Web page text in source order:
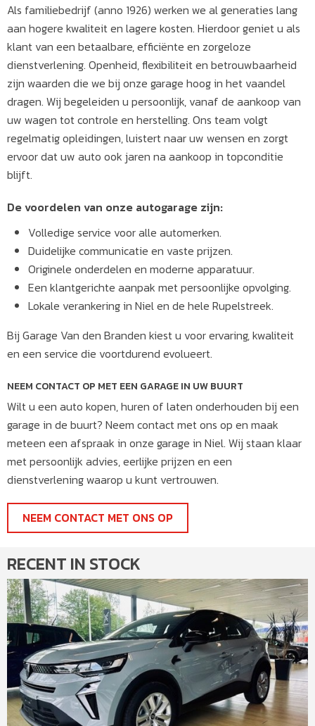
Als familiebedrijf (anno 1926) werken we al generaties lang
aan hogere kwaliteit en lagere kosten. Hierdoor geniet u als
klant van een betaalbare, efficiënte en zorgeloze
dienstverlening. Openheid, flexibiliteit en betrouwbaarheid
zijn waarden die we bij onze garage hoog in het vaandel
dragen. Wij begeleiden u persoonlijk, vanaf de aankoop van
uw wagen tot controle en herstelling. Ons team volgt
regelmatig opleidingen, luistert naar uw wensen en zorgt
ervoor dat uw auto ook jaren na aankoop in topconditie
blijft.
De voordelen van onze autogarage zijn:
Volledige service voor alle automerken.
Duidelijke communicatie en vaste prijzen.
Originele onderdelen en moderne apparatuur.
Een klantgerichte aanpak met persoonlijke opvolging.
Lokale verankering in Niel en de hele Rupelstreek.
Bij Garage Van den Branden kiest u voor ervaring, kwaliteit
en een service die voortdurend evolueert.
NEEM CONTACT OP MET EEN GARAGE IN UW BUURT
Wilt u een auto kopen, huren of laten onderhouden bij een
garage in de buurt? Neem contact met ons op en maak
meteen een afspraak in onze garage in Niel. Wij staan klaar
met persoonlijk advies, eerlijke prijzen en een
dienstverlening waarop u kunt vertrouwen.
NEEM CONTACT MET ONS OP
RECENT IN STOCK